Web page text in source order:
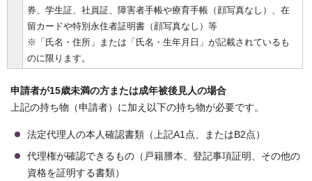
券、学生証、社員証、障害者手帳や療育手帳（顔写真なし）、在
留カードや特別永住者証明書（顔写真なし）等
※「氏名・住所」または「氏名・生年月日」が記載されているも
のに限ります。
申請者が15歳未満の方または成年被後見人の場合
上記の持ち物（申請者）に加え以下の持ち物が必要です。
法定代理人の本人確認書類（上記A1点、またはB2点）
代理権が確認できるもの（戸籍謄本、登記事項証明、その他の
資格を証明する書類）